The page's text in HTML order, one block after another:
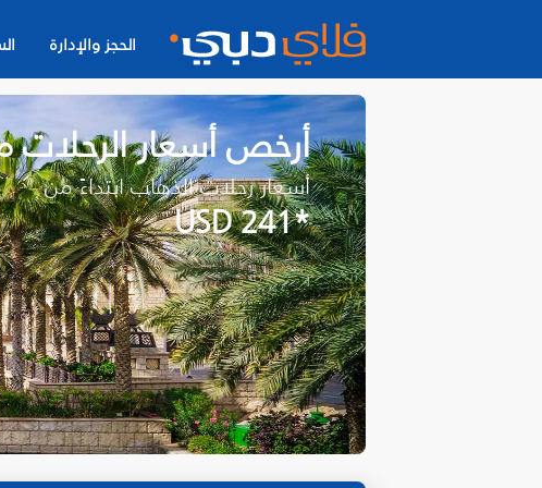
الحجز والإدارة
أرخص أسعار
أسعار رحلات الذهاب ابتداءً من
*USD 241